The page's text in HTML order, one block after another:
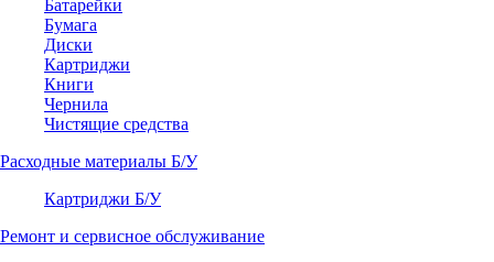
Батарейки
Бумага
Диски
Картриджи
Книги
Чернила
Чистящие средства
Расходные материалы Б/У
Картриджи Б/У
Ремонт и сервисное обслуживание